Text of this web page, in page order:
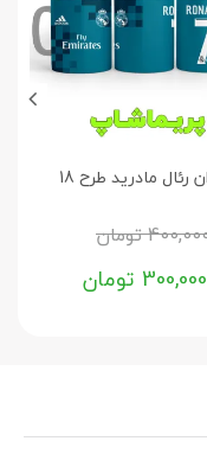
رئال مادرید طرح 18
تومان
300,000 تومان